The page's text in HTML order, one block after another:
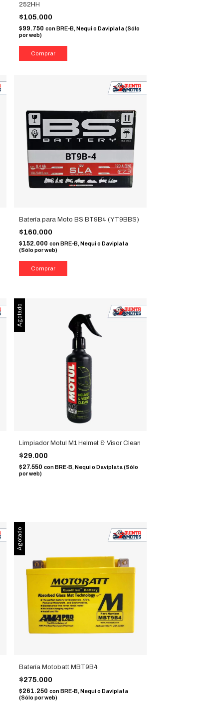
252HH
$105.000
$99.750 conBRE-B, Nequi o Daviplata (Sólo
por web)
Batería para Moto BS BT9B4 (YT9BBS)
$160.000
$152.000 con BRE-B, Nequi o Daviplata
(Sólo por web)
Agotado
Limpiador Motul M1 Helmet & Visor Clean
$29.000
$27.550 con BRE-B, Nequi o Daviplata (Sólo
por web)
Agotado
Batería Motobatt MBT9B4
$275.000
$261.250 conBRE-B, Nequi o Daviplata
(Sólo por web)